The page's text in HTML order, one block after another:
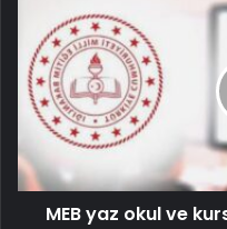
MEB yaz okul ve